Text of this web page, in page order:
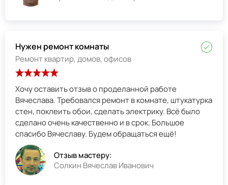
Нужен ремонт комнаты
Ремонт квартир, домов, офисов
Хочу оставить отзыв о проделанной работе
Вячеслава. Требовался ремонт в комнате, штукатурка
стен, поклеить обои, сделать электрику. Всё было
сделано очень качественно и в срок. Большое
спасибо Вячеславу. Будем обращаться ещё!
Отзыв мастеру:
Солкин Вячеслав Иванович